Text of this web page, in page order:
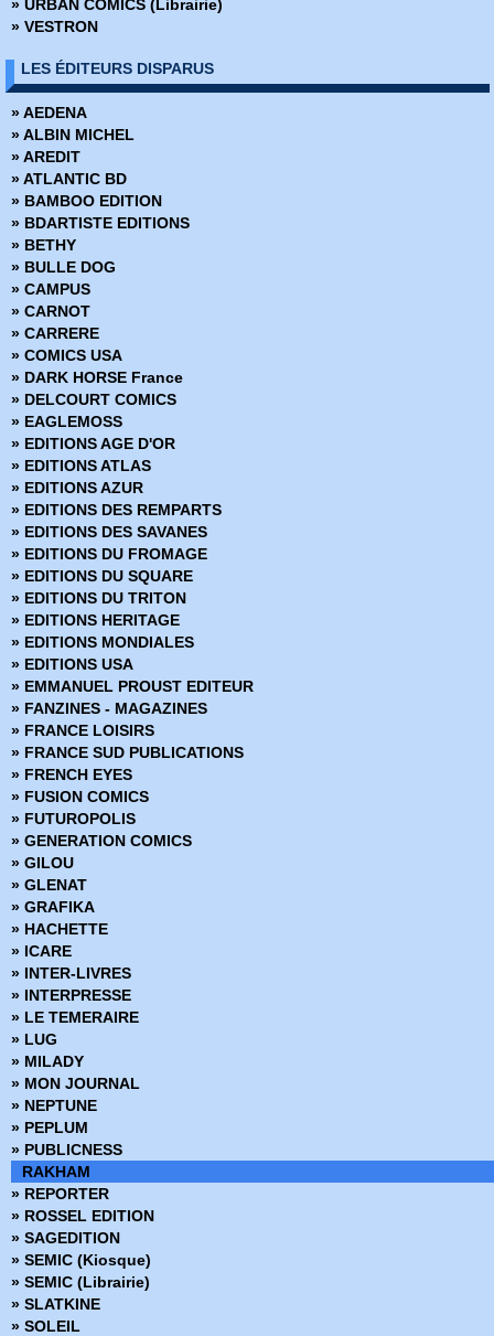
» URBAN COMICS (Librairie)
» VESTRON
LES ÉDITEURS DISPARUS
» AEDENA
» ALBIN MICHEL
» AREDIT
» ATLANTIC BD
» BAMBOO EDITION
» BDARTISTE EDITIONS
» BETHY
» BULLE DOG
» CAMPUS
» CARNOT
» CARRERE
» COMICS USA
» DARK HORSE France
» DELCOURT COMICS
» EAGLEMOSS
» EDITIONS AGE D'OR
» EDITIONS ATLAS
» EDITIONS AZUR
» EDITIONS DES REMPARTS
» EDITIONS DES SAVANES
» EDITIONS DU FROMAGE
» EDITIONS DU SQUARE
» EDITIONS DU TRITON
» EDITIONS HERITAGE
» EDITIONS MONDIALES
» EDITIONS USA
» EMMANUEL PROUST EDITEUR
» FANZINES - MAGAZINES
» FRANCE LOISIRS
» FRANCE SUD PUBLICATIONS
» FRENCH EYES
» FUSION COMICS
» FUTUROPOLIS
» GENERATION COMICS
» GILOU
» GLENAT
» GRAFIKA
» HACHETTE
» ICARE
» INTER-LIVRES
» INTERPRESSE
» LE TEMERAIRE
» LUG
» MILADY
» MON JOURNAL
» NEPTUNE
» PEPLUM
» PUBLICNESS
RAKHAM
» REPORTER
» ROSSEL EDITION
» SAGEDITION
» SEMIC (Kiosque)
» SEMIC (Librairie)
» SLATKINE
» SOLEIL